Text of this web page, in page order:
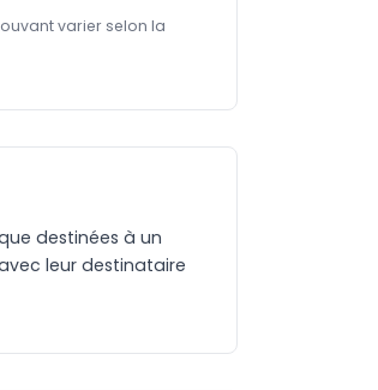
varier selon la
destinées à un
leur destinataire